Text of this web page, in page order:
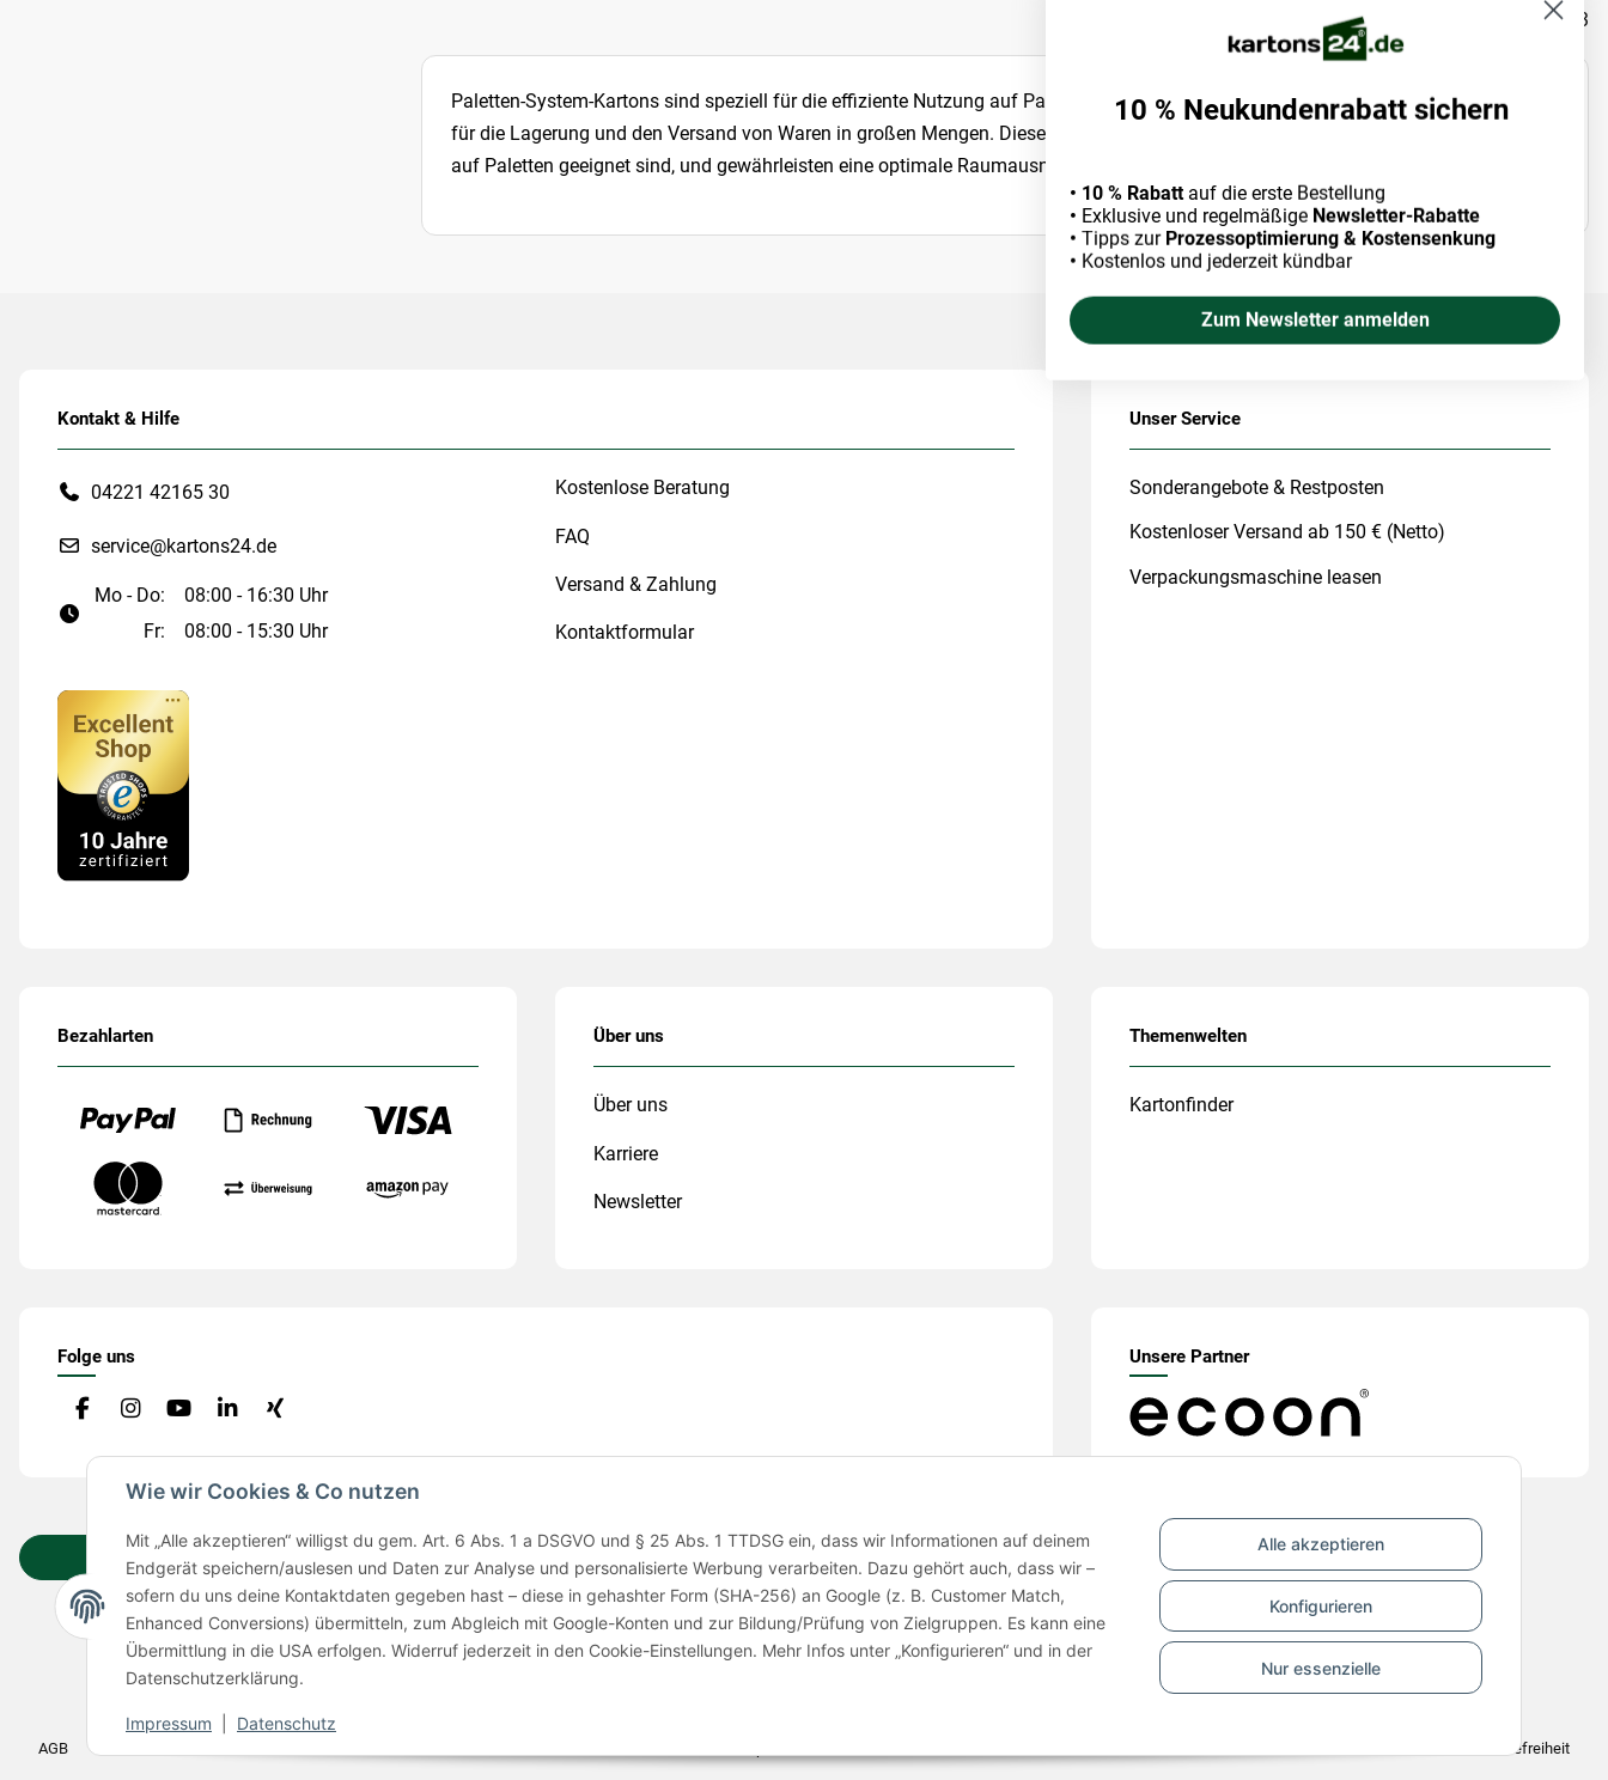
Alle akzeptieren
Konfigurieren
Nur essenzielle
Wie wir Cookies & Co nutzen
Mit „Alle akzeptieren“ willigst du gem. Art. 6 Abs. 1 a DSGVO und § 25 Abs. 1 TTDSG ein, dass wir Informationen auf deinem
Endgerät speichern/auslesen und Daten zur Analyse und personalisierte Werbung verarbeiten. Dazu gehört auch, dass wir –
sofern du uns deine Kontaktdaten gegeben hast – diese in gehashter Form (SHA-256) an Google (z. B. Customer Match,
Enhanced Conversions) übermitteln, zum Abgleich mit Google-Konten und zur Bildung/Prüfung von Zielgruppen. Es kann eine
Übermittlung in die USA erfolgen. Widerruf jederzeit in den Cookie-Einstellungen. Mehr Infos unter „Konfigurieren“ und in der
Datenschutzerklärung.
Impressum Datenschutz
Artikel 1 - 3 von 3
Paletten-System-Kartons sind speziell für die effiziente Nutzung auf Paletten konzipiert und bieten eine maßgeschneiderte Lösung
für die Lagerung und den Versand von Waren in großen Mengen. Diese Kartons sind in Größen erhältlich, die ideal für die Stapelung
auf Paletten geeignet sind, und gewährleisten eine optimale Raumausnutzung und Stabilität.
Kontakt & Hilfe
04221 42165 30
service@kartons24.de
Mo - Do:
08:00 - 16:30 Uhr
Fr:
08:00 - 15:30 Uhr
Kostenlose Beratung
FAQ
Versand & Zahlung
Kontaktformular
Unser Service
Sonderangebote & Restposten
Kostenloser Versand ab 150 € (Netto)
Verpackungsmaschine leasen
Bezahlarten Über uns
Über uns
Karriere
Newsletter
Themenwelten
Kartonfinder
Folge uns Unsere Partner
Vertrag widerrufen
* Alle Preise inkl. gesetzlicher USt., zzgl.Versand
© Copyright © 2026 www.kartons24.de
AGB Barrierefreiheit
10 % Neukundenrabatt sichern
• 10 % Rabatt auf die erste Bestellung
• Exklusive und regelmäßige Newsletter-Rabatte
• Tipps zur Prozessoptimierung & Kostensenkung
• Kostenlos und jederzeit kündbar
Zum Newsletter anmelden